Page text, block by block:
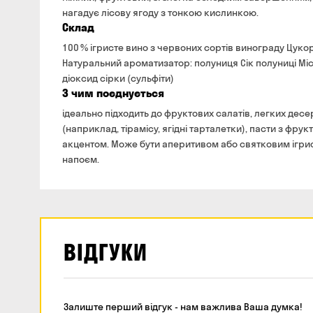
нагадує лісову ягоду з тонкою кислинкою.
Склад
100 % ігристе вино з червоних сортів винограду
Натуральний ароматизатор: полуниця Сік полуниці
діоксид сірки (сульфіти)
З чим поєднується
ідеально підходить до фруктових салатів, легких
(наприклад, тірамісу, ягідні тарталетки), пасти з
акцентом. Може бути аперитивом або святковим
напоєм.
ВІДГУКИ
Залиште перший відгук - нам важлива Ваша думка!